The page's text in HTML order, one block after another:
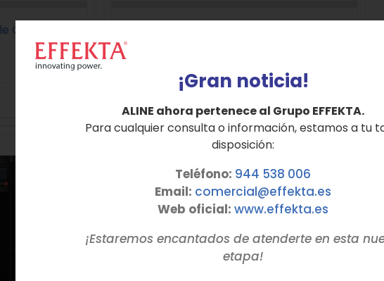
Conversión
Serie NEWTON hasta 20 KVA
¡Gran noticia!
ALINE ahora pertenece al Grupo EFFEKTA.
Para cualquier consulta o información, estamos a tu
disposición:
Teléfono: 944 538 006
Email: comercial@effekta.es
Web oficial: www.effekta.es
¡Estaremos encantados de atenderte en esta
etapa!